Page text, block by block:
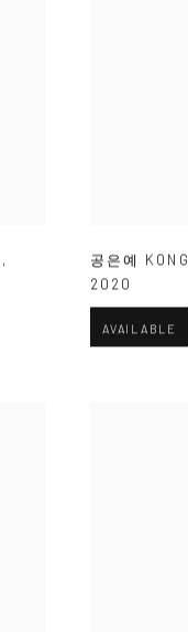
,
공은예 KONG
2020
AVAILABLE